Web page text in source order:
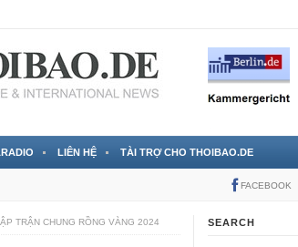
LIÊN HỆ TÀI TRỢ CHO THOIBAO.DE
FACEBOOK
TRẬN CHUNG RỒNG VÀNG 2024 SEARCH